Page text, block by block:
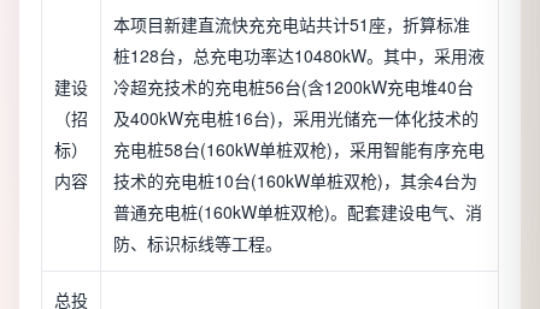
建设
（招
标）
内容
本项目新建直流快充充电站共计51座，折算标准
桩128台，总充电功率达10480kW。其中，采用液
冷超充技术的充电桩56台(含1200kW充电堆40台
及400kW充电桩16台)，采用光储充一体化技术的
充电桩58台(160kW单桩双枪)，采用智能有序充电
技术的充电桩10台(160kW单桩双枪)，其余4台为
普通充电桩(160kW单桩双枪)。配套建设电气、消
防、标识标线等工程。
总投